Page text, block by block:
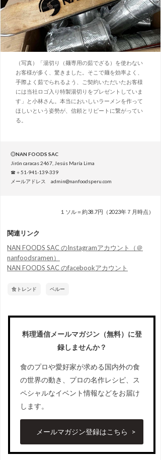
（写真）「湯切り（麺専用の茹でざる）を使わない
お客様が多く、驚きました。そこで麺を効率よく、
手際よく茹でられるよう、ご契約いただいたお客様
には当社ロゴ入り特製湯切りをプレゼントしていま
す」と小林さん。本当においしいラーメンを作って
ほしいという姿勢が、信頼とリピートに繋がってい
る。
◎NAN FOODS SAC
Jirón caracas 2467, Jesús María Lima
☎＋51-941-139-339
メールアドレス admin@nanfoodsperu.com
１ソル＝約38.7円（2023年７月時点）
関連リンク
NAN FOODS SAC のInstagramアカウント（＠
nanfoodsramen）
NAN FOODS SAC のfacebookアカウント
食トレンド ペルー
料理通信メールマガジン（無料）に登
録しませんか？
食のプロや愛好家が求める国内外の食
の世界の動き、プロの名作レシピ、ス
ペシャルなイベント情報などをお届け
します。
メールマガジン登録はこちら